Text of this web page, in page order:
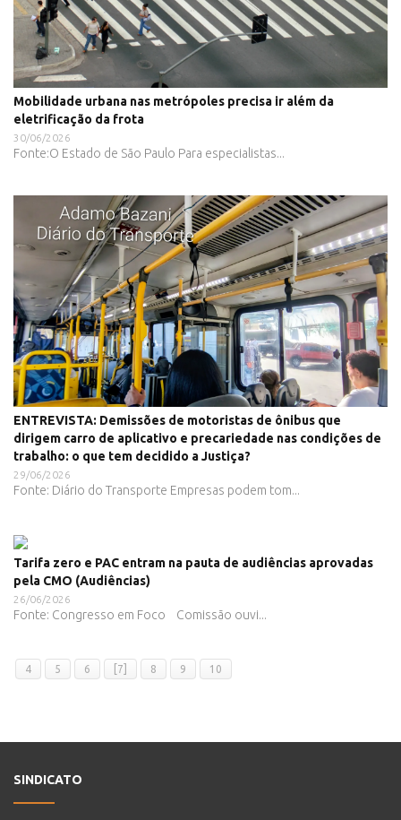
Mobilidade urbana nas metrópoles precisa ir além da
eletrificação da frota
30/06/2026
Fonte:O Estado de São Paulo Para especialistas...
ENTREVISTA: Demissões de motoristas de ônibus que
dirigem carro de aplicativo e precariedade nas condições de
trabalho: o que tem decidido a Justiça?
29/06/2026
Fonte: Diário do Transporte Empresas podem tom...
Tarifa zero e PAC entram na pauta de audiências aprovadas
pela CMO (Audiências)
26/06/2026
Fonte: Congresso em Foco Comissão ouvi...
4 5 6 [7] 8 9 10
SINDICATO